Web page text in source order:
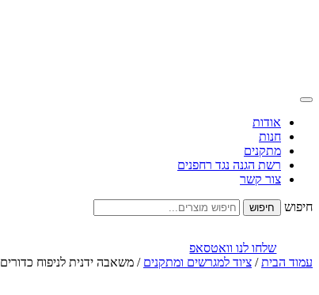
אודות
חנות
מתקנים
רשת הגנה נגד רחפנים
צור קשר
חיפוש
שלחו לנו וואטסאפ
עמוד הבית/ ציוד למגרשים ומתקנים / משאבה ידנית לניפוח כדורים